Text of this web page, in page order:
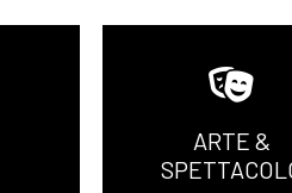
ARTE &